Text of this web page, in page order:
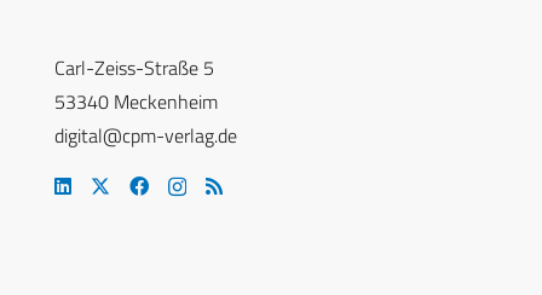
Carl-Zeiss-Straße 5
53340 Meckenheim
digital@cpm-verlag.de